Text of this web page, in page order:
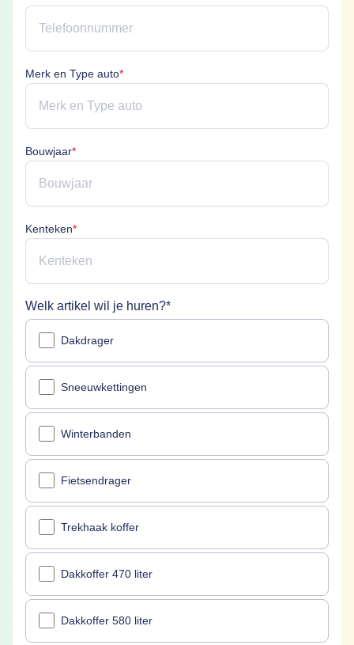
Merk en Type auto*Merk en Type auto is verplicht
Bouwjaar*Bouwjaar is verplicht
Kenteken*Kenteken is verplicht
Welk artikel wil je huren?*
Welk artikel wil je huren? is verplicht
Dakdrager
Sneeuwkettingen
Winterbanden
Fietsendrager
Trekhaak koffer
Dakkoffer 470 liter
Dakkoffer 580 liter